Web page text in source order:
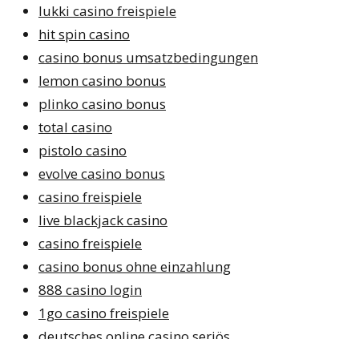
lukki casino freispiele
hit spin casino
casino bonus umsatzbedingungen
lemon casino bonus
plinko casino bonus
total casino
pistolo casino
evolve casino bonus
casino freispiele
live blackjack casino
casino freispiele
casino bonus ohne einzahlung
888 casino login
1go casino freispiele